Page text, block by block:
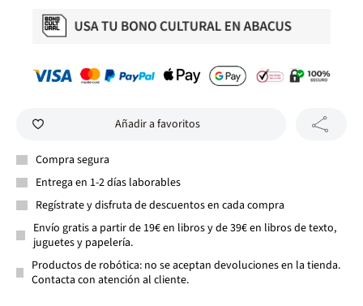
Añadir a favoritos
Compra segura
Entrega en 1-2 días laborables
Regístrate y disfruta de descuentos en cada compra
Envío gratis a partir de 19€ en libros y de 39€ en libros de texto,
juguetes y papelería.
Productos de robótica: no se aceptan devoluciones en la tienda.
Contacta con atención al cliente.